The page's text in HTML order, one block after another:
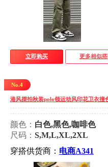
立即购买 更多相似
No.4
港风摆拍秋装polo领运动风印花卫衣撞
颜色： 白色,黑色,咖啡色
尺码： S,M,L,XL,2XL
穿搭供货商： 电商A341